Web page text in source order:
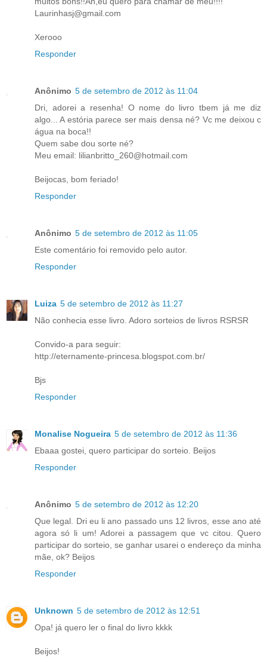
Laurinhasj@gmail.com
Xerooo
Responder
Anônimo 5 de setembro de 2012 às 11:04
Dri, adorei a resenha! O nome do livro tbem já me diz
algo... A estória parece ser mais densa né? Vc me deixou c
água na boca!!
Quem sabe dou sorte né?
Meu email: lilianbritto_260@hotmail.com
Beijocas, bom feriado!
Responder
Anônimo 5 de setembro de 2012 às 11:05
Este comentário foi removido pelo autor.
Responder
Luiza 5 de setembro de 2012 às 11:27
Não conhecia esse livro. Adoro sorteios de livros RSRSR
Convido-a para seguir:
http://eternamente-princesa.blogspot.com.br/
Bjs
Responder
Monalise Nogueira 5 de setembro de 2012 às 11:36
Ebaaa gostei, quero participar do sorteio. Beijos
Responder
Anônimo 5 de setembro de 2012 às 12:20
Que legal. Dri eu li ano passado uns 12 livros, esse ano até
agora só li um! Adorei a passagem que vc citou. Quero
participar do sorteio, se ganhar usarei o endereço da minha
mãe, ok? Beijos
Responder
Unknown 5 de setembro de 2012 às 12:51
Opa! já quero ler o final do livro kkkk
Beijos!